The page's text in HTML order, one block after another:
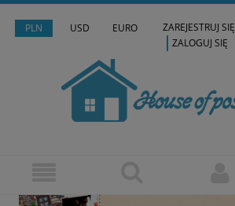
PLN USD EURO
ZAREJESTRUJ SIĘ
ZALOGUJ SIĘ